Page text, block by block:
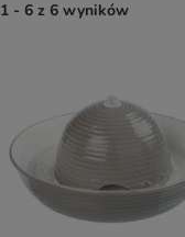
1 - 6 z 6 wyników